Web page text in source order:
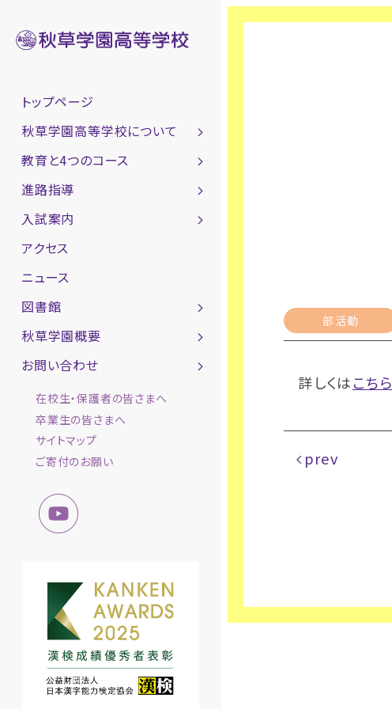
トップページ
秋草学園高等学校について
教育と4つのコース
進路指導
入試案内
アクセス
ニュース
図書館
秋草学園概要
お問い合わせ
在校生・保護者の皆さまへ
卒業生の皆さまへ
サイトマップ
ご寄付のお願い
部活動
詳しくはこちら
prev